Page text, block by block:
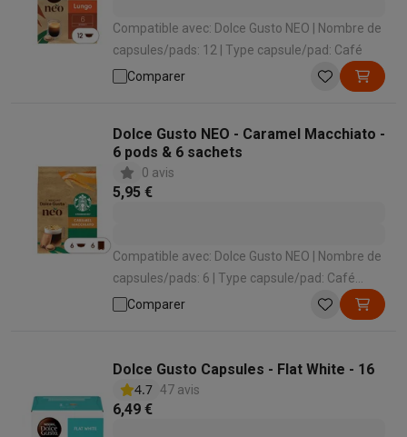
Compatible avec: Dolce Gusto NEO | Nombre de
capsules/pads: 12 | Type capsule/pad: Café
Comparer
Dolce Gusto NEO - Caramel Macchiato -
6 pods & 6 sachets
0 avis
5,95 €
Compatible avec: Dolce Gusto NEO | Nombre de
capsules/pads: 6 | Type capsule/pad: Café
aromatisé
Comparer
Dolce Gusto Capsules - Flat White - 16
4.7 47 avis
6,49 €